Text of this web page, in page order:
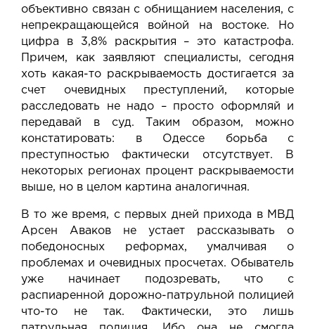
объективно связан с обнищанием населения, с
непрекращающейся войной на востоке. Но
цифра в 3,8% раскрытия – это катастрофа.
Причем, как заявляют специалисты, сегодня
хоть какая-то раскрываемость достигается за
счет очевидных преступлений, которые
расследовать не надо – просто оформляй и
передавай в суд. Таким образом, можно
констатировать: в Одессе борьба с
преступностью фактически отсутствует. В
некоторых регионах процент раскрываемости
выше, но в целом картина аналогичная.
В то же время, с первых дней прихода в МВД
Арсен Аваков не устает рассказывать о
победоносных реформах, умалчивая о
проблемах и очевидных просчетах. Обыватель
уже начинает подозревать, что с
распиаренной дорожно-патрульной полицией
что-то не так. Фактически, это лишь